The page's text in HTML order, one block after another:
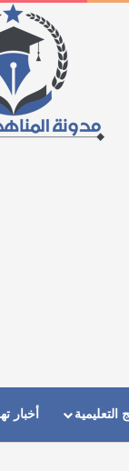
التعليمية أخبار
بعيد وقت المكالمات